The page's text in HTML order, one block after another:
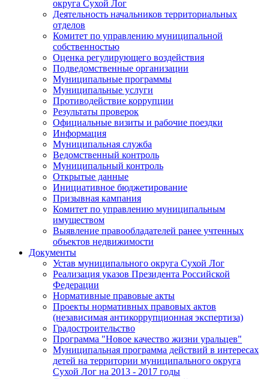
округа Сухой Лог
Деятельность начальников территориальных
отделов
Комитет по управлению муниципальной
собственностью
Оценка регулирующего воздействия
Подведомственные организации
Муниципальные программы
Муниципальные услуги
Противодействие коррупции
Результаты проверок
Официальные визиты и рабочие поездки
Информация
Муниципальная служба
Ведомственный контроль
Муниципальный контроль
Открытые данные
Инициативное бюджетирование
Призывная кампания
Комитет по управлению муниципальным
имуществом
Выявление правообладателей ранее учтенных
объектов недвижимости
Документы
Устав муниципального округа Сухой Лог
Реализация указов Президента Российской
Федерации
Нормативные правовые акты
Проекты нормативных правовых актов
(независимая антикоррупционная экспертиза)
Градостроительство
Программа "Новое качество жизни уральцев"
Муниципальная программа действий в интересах
детей на территории муниципального округа
Сухой Лог на 2013 - 2017 годы